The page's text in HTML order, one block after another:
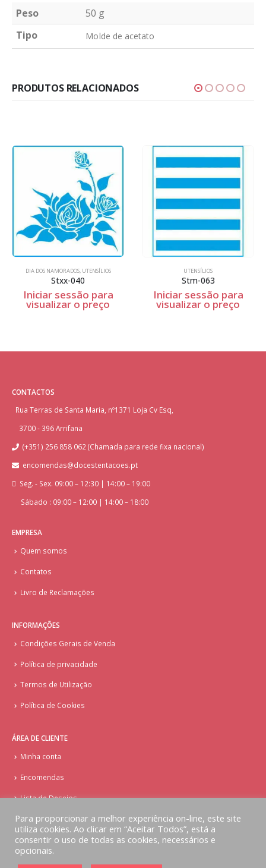
Peso
50 g
Tipo
Molde de acetato
PRODUTOS RELACIONADOS
DIA DOS NAMORADOS, UTENSÍLIOS
Stxx-040
Iniciar sessão para
visualizar o preço
UTENSÍLIOS
Stm-063
Iniciar sessão para
visualizar o preço
CONTACTOS
Rua Terras de Santa Maria, nº1371 Loja Cv Esq,
3700 - 396 Arrifana
(+351) 256 858 062 (Chamada para rede fixa nacional)
encomendas@docestentacoes.pt
Seg. - Sex. 09:00 – 12:30 | 14:00 – 19:00
Sábado : 09:00 – 12:00 | 14:00 – 18:00
EMPRESA
Quem somos
Contatos
Livro de Reclamações
INFORMAÇÕES
Condições Gerais de Venda
Política de privacidade
Termos de Utilização
Política de Cookies
ÁREA DE CLIENTE
Minha conta
Encomendas
Lista de Desejos
© Copyright - Doces Tentações - Cake Design
Para proporcionar a melhor experiência on-line, este site
utiliza cookies. Ao clicar em “Aceitar Todos”, está a
consentir o uso de todas as cookies, necessários e
opcionais.